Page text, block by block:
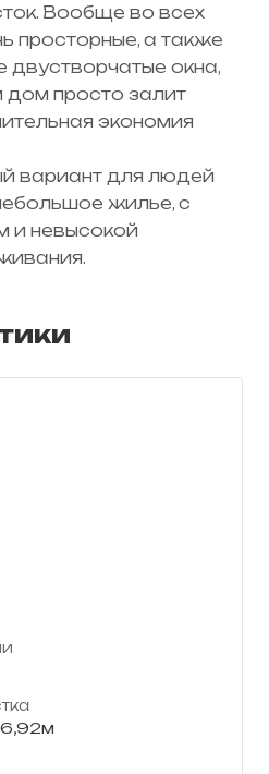
Вообще во всех
просторные, а также
двустворчатые окна,
дом просто залит
экономия
вариант для людей
жилье, с
и невысокой